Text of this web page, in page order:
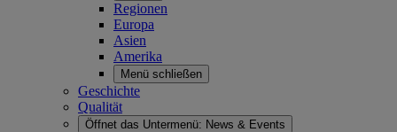
Regionen
Europa
Asien
Amerika
Menü schließen
Geschichte
Qualität
Öffnet das Untermenü: News & Events